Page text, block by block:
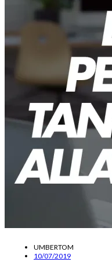
UMBERTOM
10/07/2019